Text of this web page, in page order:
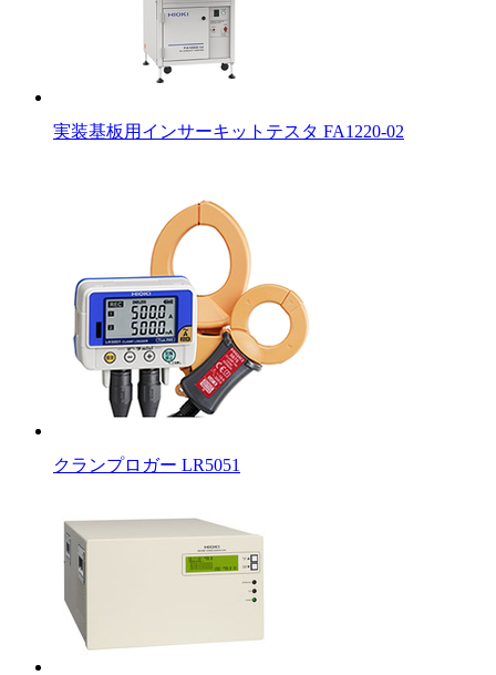
実装基板用インサーキットテスタ FA1220-02
クランプロガー LR5051